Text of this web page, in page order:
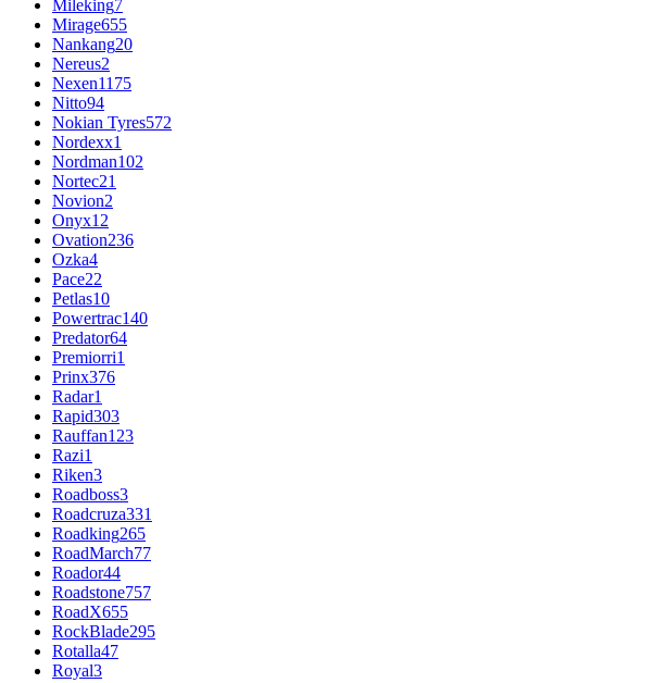
Mileking7
Mirage655
Nankang20
Nereus2
Nexen1175
Nitto94
Nokian Tyres572
Nordexx1
Nordman102
Nortec21
Novion2
Onyx12
Ovation236
Ozka4
Pace22
Petlas10
Powertrac140
Predator64
Premiorri1
Prinx376
Radar1
Rapid303
Rauffan123
Razi1
Riken3
Roadboss3
Roadcruza331
Roadking265
RoadMarch77
Roador44
Roadstone757
RoadX655
RockBlade295
Rotalla47
Royal3